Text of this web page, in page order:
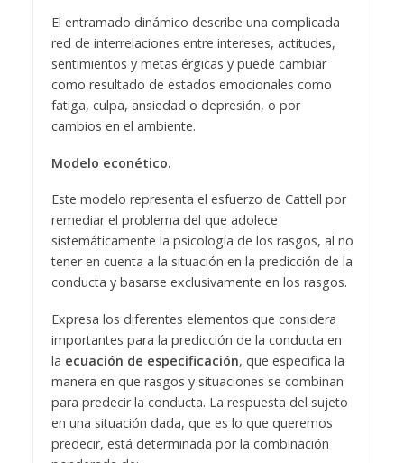
El entramado dinámico describe una complicada
red de interrelaciones entre intereses, actitudes,
sentimientos y metas érgicas y puede cambiar
como resultado de estados emocionales como
fatiga, culpa, ansiedad o depresión, o por
cambios en el ambiente.
Modelo econético.
Este modelo representa el esfuerzo de Cattell por
remediar el problema del que adolece
sistemáticamente la psicología de los rasgos, al no
tener en cuenta a la situación en la predicción de la
conducta y basarse exclusivamente en los rasgos.
Expresa los diferentes elementos que considera
importantes para la predicción de la conducta en
la ecuación de especificación, que especifica la
manera en que rasgos y situaciones se combinan
para predecir la conducta. La respuesta del sujeto
en una situación dada, que es lo que queremos
predecir, está determinada por la combinación